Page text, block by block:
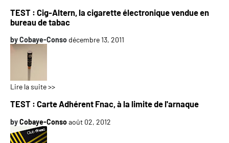
TEST : Cig-Altern, la cigarette électronique vendue en
bureau de tabac
byCobaye-Conso décembre 13, 2011
Lire la suite >>
TEST : Carte Adhérent Fnac, à la limite de l'arnaque
byCobaye-Consoaoût 02, 2012